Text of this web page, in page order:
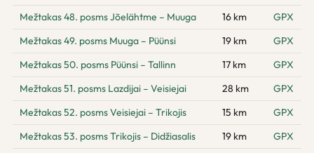
Mežtakas 48. posms Jõelähtme – Muuga 16 km
GPX
Mežtakas 49. posms Muuga – Püünsi
19 km
GPX
Mežtakas 50. posms Püünsi – Tallinn
17 km
GPX
Mežtakas 51. posms Lazdijai – Veisiejai
28 km
GPX
Mežtakas 52. posms Veisiejai – Trikojis
15 km
GPX
Mežtakas 53. posms Trikojis – Didžiasalis
19 km
GPX